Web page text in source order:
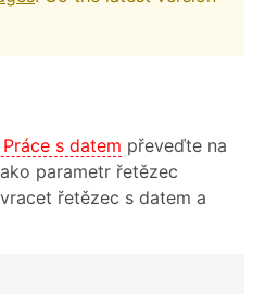
s datem převeďte na
parametr řetězec
řetězec s datem a